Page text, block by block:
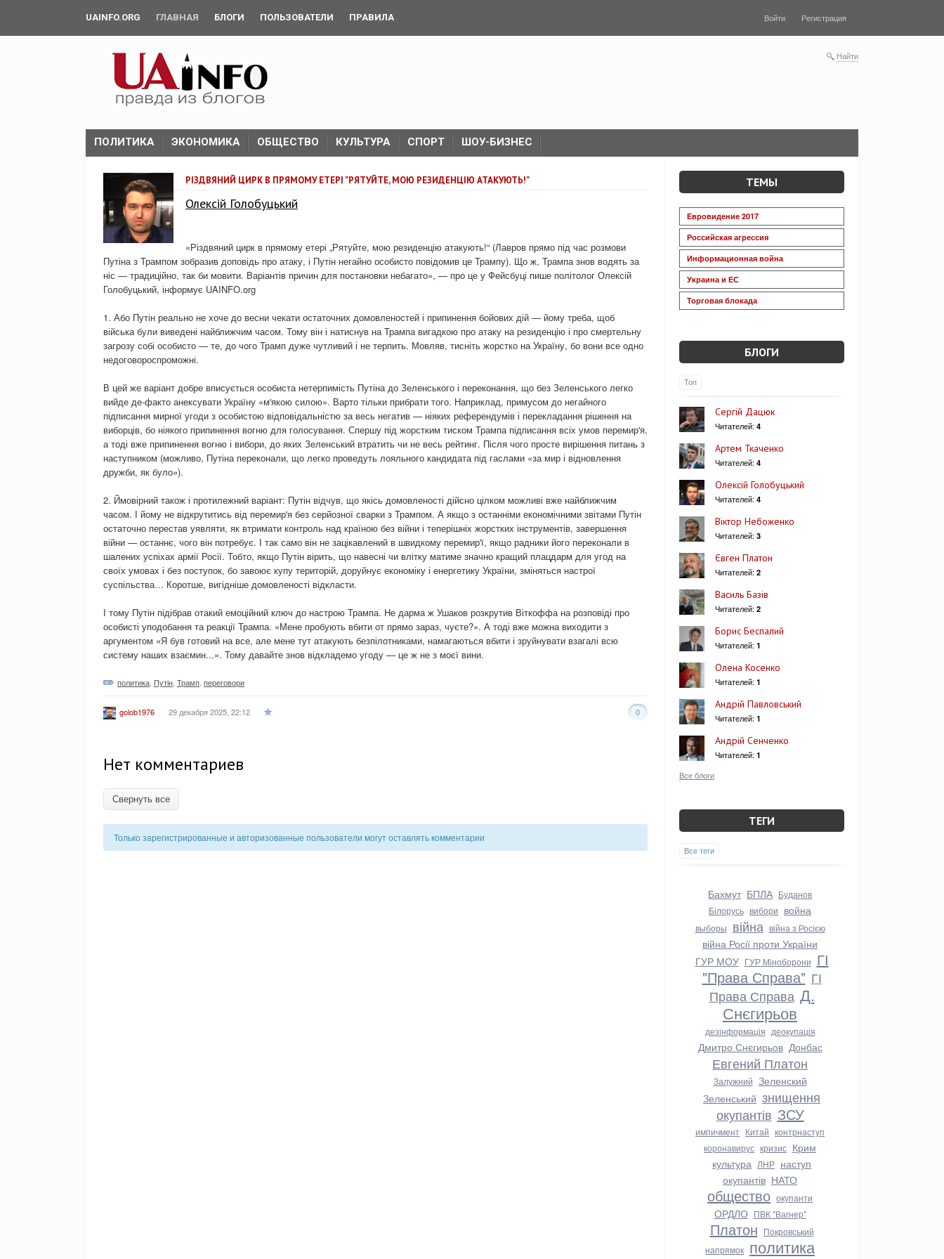
UAINFO.ORG ГЛАВНАЯ БЛОГИ ПОЛЬЗОВАТЕЛИ ПРАВИЛА Войти Регистрация
Найти
ПОЛИТИКА ЭКОНОМИКА ОБЩЕСТВО КУЛЬТУРА СПОРТ ШОУ-БИЗНЕС
РІЗДВЯНИЙ ЦИРК В ПРЯМОМУ ЕТЕРІ "РЯТУЙТЕ, МОЮ РЕЗИДЕНЦІЮ АТАКУЮТЬ!"
Олексій Голобуцький
«Різдвяний цирк в прямому етері „Рятуйте, мою резиденцію атакують!“ (Лавров прямо під час розмови
Путіна з Трампом зобразив доповідь про атаку, і Путін негайно особисто повідомив це Трампу). Що ж, Трампа знов водять за
ніс — традиційно, так би мовити. Варіантів причин для постановки небагато», — про це у Фейсбуці пише політолог Олексій
Голобуцький, інформує UAINFO.org
1. Або Путін реально не хоче до весни чекати остаточних домовленостей і припинення бойових дій — йому треба, щоб
війська були виведені найближчим часом. Тому він і натиснув на Трампа вигадкою про атаку на резиденцію і про смертельну
загрозу собі особисто — те, до чого Трамп дуже чутливий і не терпить. Мовляв, тисніть жорстко на Україну, бо вони все одно
недоговороспроможні.
В цей же варіант добре вписується особиста нетерпимість Путіна до Зеленського і переконання, що без Зеленського легко
вийде де-факто анексувати Україну «м'якою силою». Варто тільки прибрати того. Наприклад, примусом до негайного
підписання мирної угоди з особистою відповідальністю за весь негатив — ніяких референдумів і перекладання рішення на
виборців, бо ніякого припинення вогню для голосування. Спершу під жорстким тиском Трампа підписання всіх умов перемир'я,
а тоді вже припинення вогню і вибори, до яких Зеленський втратить чи не весь рейтинг. Після чого просте вирішення питань з
наступником (можливо, Путіна переконали, що легко проведуть лояльного кандидата під гаслами «за мир і відновлення
дружби, як було»).
2. Ймовірний також і протилежний варіант: Путін відчув, що якісь домовленості дійсно цілком можливі вже найближчим
часом. І йому не відкрутитись від перемир'я без серйозної сварки з Трампом. А якщо з останніми економічними звітами Путін
остаточно перестав уявляти, як втримати контроль над країною без війни і теперішніх жорстких інструментів, завершення
війни — останнє, чого він потребує. І так само він не зацікавлений в швидкому перемир'ї, якщо радники його переконали в
шалених успіхах армії Росії. Тобто, якщо Путін вірить, що навесні чи влітку матиме значно кращий плацдарм для угод на
своїх умовах і без поступок, бо завоює купу територій, доруйнує економіку і енергетику України, зміняться настрої
суспільства… Коротше, вигідніше домовленості відкласти.
І тому Путін підібрав отакий емоційний ключ до настрою Трампа. Не дарма ж Ушаков розкрутив Віткоффа на розповіді про
особисті уподобання та реакції Трампа. «Мене пробують вбити от прямо зараз, чуєте?». А тоді вже можна виходити з
аргументом «Я був готовий на все, але мене тут атакують безпілотниками, намагаються вбити і зруйнувати взагалі всю
систему наших взаємин...». Тому давайте знов відкладемо угоду — це ж не з моєї вини.
политика Путін Трамп переговори
0
golob1976 29 декабря 2025, 22:12
Нет комментариев
Свернуть все
Только зарегистрированные и авторизованные пользователи могут оставлять комментарии
ТЕМЫ
Евровидение 2017
Российская агрессия
Информационная война
Украина и ЕС
Торговая блокада
БЛОГИ
Топ
Сергій Дацюк
Читателей: 4
Артем Ткаченко
Читателей: 4
Олексій Голобуцький
Читателей: 4
Віктор Небоженко
Читателей: 3
Євген Платон
Читателей: 2
Василь Базів
Читателей: 2
Борис Беспалий
Читателей: 1
Олена Косенко
Читателей: 1
Андрій Павловський
Читателей: 1
Андрій Сенченко
Читателей: 1
Все блоги
ТЕГИ
Все теги
Бахмут БПЛА Буданов
Білорусь вибори война
выборы війна війна з Росією
війна Росії проти України
ГУР МОУ ГУР Міноборони ГІ
"Права Справа" ГІ
Права Справа Д.
Снєгирьов
дезінформація деокупація
Дмитро Снєгирьов Донбас
Евгений Платон
Залужний Зеленский
Зеленський знищення
окупантів ЗСУ
импичмент Китай контрнаступ
коронавирус кризис Крим
культура ЛНР наступ
окупантів НАТО
общество окупанти
ОРДЛО ПВК "Вагнер"
Платон Покровський
напрямок политика